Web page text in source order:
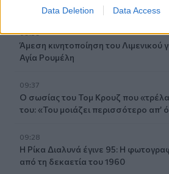
Data Deletion Data Access
«ιππέας της Πύλου»
09:39
Άμεση κινητοποίηση του Λιμενικού
Αγία Ρουμέλη
09:37
Ο σωσίας του Τομ Κρουζ που
του: «Του μοιάζει περισσότερο απ’
09:28
Η Ρίκα Διαλυνά έγινε 95: Η
από τη δεκαετία του 1960